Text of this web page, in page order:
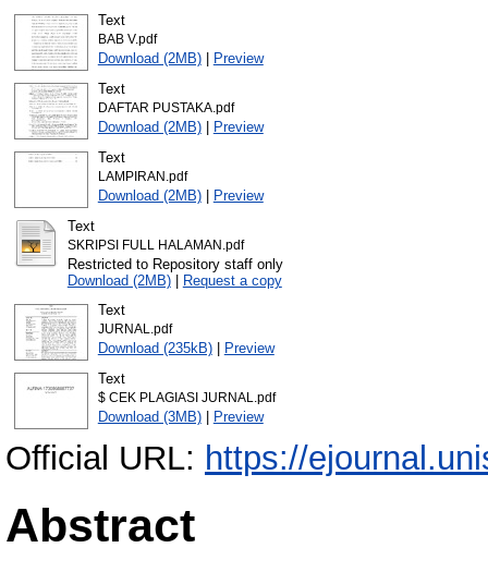
Text
BAB V.pdf
Download (2MB)|
Preview
Text
DAFTAR PUSTAKA.pdf
Download (2MB)|
Preview
Text
LAMPIRAN.pdf
Download (2MB)|
Preview
Text
SKRIPSI FULL HALAMAN.pdf
Restricted to Repository staff only
Download (2MB)| Request a copy
Text
JURNAL.pdf
Download (235kB)|
Preview
Text
$ CEK PLAGIASI JURNAL.pdf
Download (3MB)| Preview
Official URL: https://
Abstract